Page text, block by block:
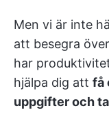
Men vi är inte
att besegra
har
hjälpa dig att få
uppgifter och